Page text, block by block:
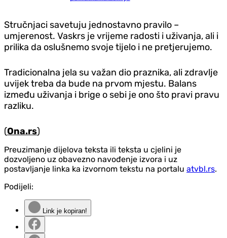
Stručnjaci savetuju jednostavno pravilo –
umjerenost. Vaskrs je vrijeme radosti i uživanja, ali i
prilika da oslušnemo svoje tijelo i ne pretjerujemo.
Tradicionalna jela su važan dio praznika, ali zdravlje
uvijek treba da bude na prvom mjestu. Balans
između uživanja i brige o sebi je ono što pravi pravu
razliku.
(Ona.rs)
Preuzimanje dijelova teksta ili teksta u cjelini je
dozvoljeno uz obavezno navođenje izvora i uz
postavljanje linka ka izvornom tekstu na portalu atvbl.rs.
Podijeli:
Link je kopiran!